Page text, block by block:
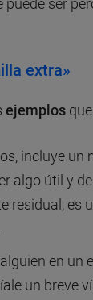
puede ser
extra»
ejemplos
incluye un
algo útil y
residual, es
en un
un breve